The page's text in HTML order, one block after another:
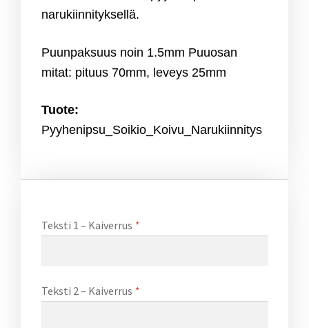
narukiinnityksellä.
Puunpaksuus noin 1.5mm Puuosan
mitat: pituus 70mm, leveys 25mm
Tuote:
Pyyhenipsu_Soikio_Koivu_Narukiinnitys
Teksti 1 – Kaiverrus *
Teksti 2 – Kaiverrus *